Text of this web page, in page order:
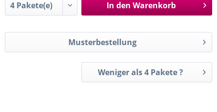
In den Warenkorb
Musterbestellung
Weniger als 4 Pakete ?